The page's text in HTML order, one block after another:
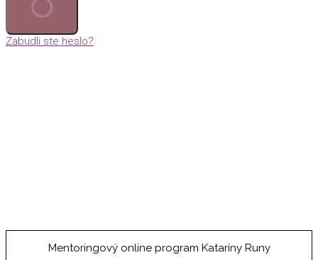
Zabudli ste heslo?
Mentoringový online program Kataríny Runy